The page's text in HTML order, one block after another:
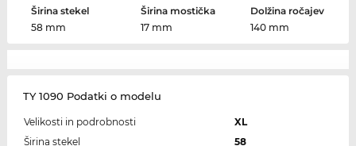
Širina stekel
58 mm
Širina mostička
17 mm
Dolžina ročajev
140 mm
TY 1090 Podatki o modelu
Velikosti in podrobnosti
XL
Širina stekel
58